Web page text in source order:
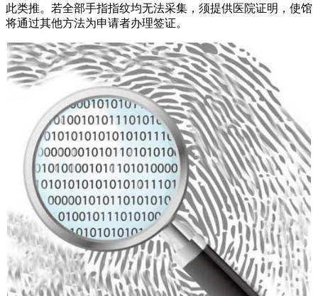
此类推。若全部手指指纹均无法采集，须提供医院证明，使馆
将通过其他方法为申请者办理签证。